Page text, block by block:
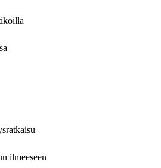
ilmeeseen